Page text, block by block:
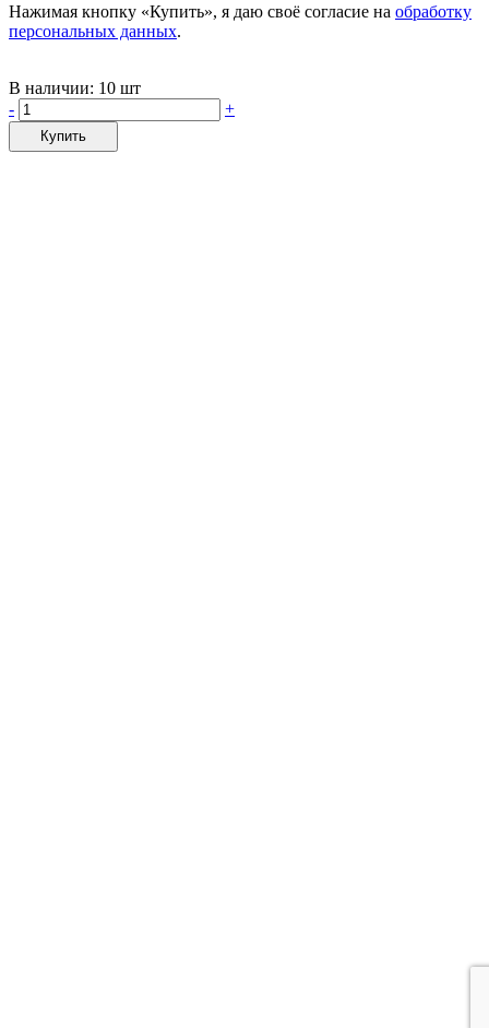
Нажимая кнопку «Купить», я даю своё согласие на обработку
персональных данных.
В наличии: 10 шт
-
+
Купить